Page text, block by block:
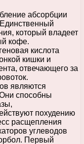
абсорбции
который владеет
кофе.
кислота
кишки и
отвечающего за
являются
способны
похудению
расщепления
углеводов
Первый